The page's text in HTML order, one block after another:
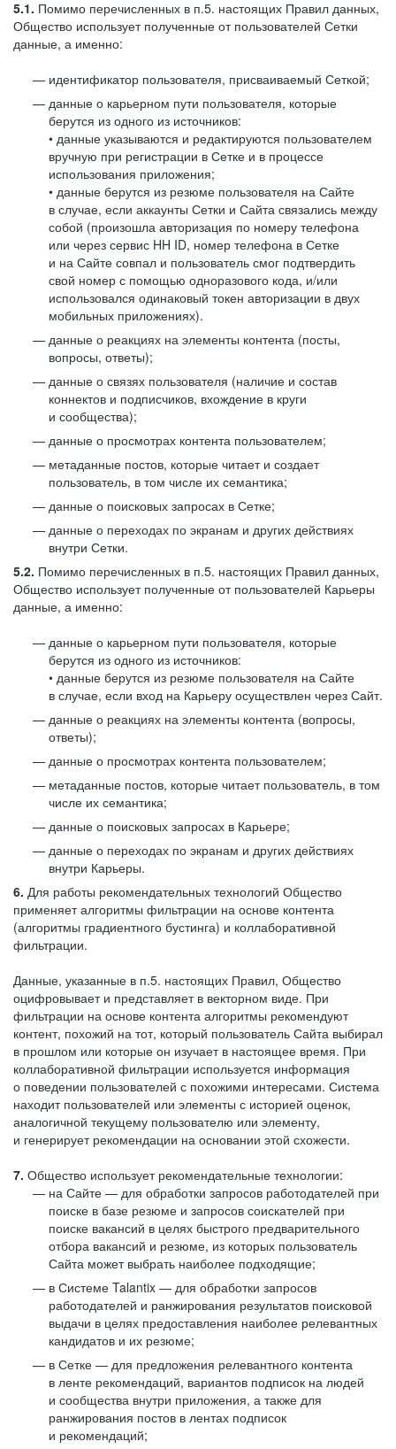
5.1. Помимо перечисленных в п.5. настоящих Правил данных,
Общество использует полученные от пользователей Сетки
данные, а именно:
идентификатор пользователя, присваиваемый Сеткой;
данные о карьерном пути пользователя, которые
берутся из одного из источников:
• данные указываются и редактируются пользователем
вручную при регистрации в Сетке и в процессе
использования приложения;
• данные берутся из резюме пользователя на Сайте
в случае, если аккаунты Сетки и Сайта связались между
собой (произошла авторизация по номеру телефона
или через сервис HH ID, номер телефона в Сетке
и на Сайте совпал и пользователь смог подтвердить
свой номер с помощью одноразового кода, и/или
использовался одинаковый токен авторизации в двух
мобильных приложениях).
данные о реакциях на элементы контента (посты,
вопросы, ответы);
данные о связях пользователя (наличие и состав
коннектов и подписчиков, вхождение в круги
и сообщества);
данные о просмотрах контента пользователем;
метаданные постов, которые читает и создает
пользователь, в том числе их семантика;
данные о поисковых запросах в Сетке;
данные о переходах по экранам и других действиях
внутри Сетки.
5.2. Помимо перечисленных в п.5. настоящих Правил данных,
Общество использует полученные от пользователей Карьеры
данные, а именно:
данные о карьерном пути пользователя, которые
берутся из одного из источников:
• данные берутся из резюме пользователя на Сайте
в случае, если вход на Карьеру осуществлен через Сайт.
данные о реакциях на элементы контента (вопросы,
ответы);
данные о просмотрах контента пользователем;
метаданные постов, которые читает пользователь, в том
числе их семантика;
данные о поисковых запросах в Карьере;
данные о переходах по экранам и других действиях
внутри Карьеры.
6. Для работы рекомендательных технологий Общество
применяет алгоритмы фильтрации на основе контента
(алгоритмы градиентного бустинга) и коллаборативной
фильтрации.
Данные, указанные в п.5. настоящих Правил, Общество
оцифровывает и представляет в векторном виде. При
фильтрации на основе контента алгоритмы рекомендуют
контент, похожий на тот, который пользователь Сайта выбирал
в прошлом или которые он изучает в настоящее время. При
коллаборативной фильтрации используется информация
о поведении пользователей с похожими интересами. Система
находит пользователей или элементы с историей оценок,
аналогичной текущему пользователю или элементу,
и генерирует рекомендации на основании этой схожести.
7. Общество использует рекомендательные технологии:
на Сайте — для обработки запросов работодателей при
поиске в базе резюме и запросов соискателей при
поиске вакансий в целях быстрого предварительного
отбора вакансий и резюме, из которых пользователь
Сайта может выбрать наиболее подходящие;
в Системе Talantix — для обработки запросов
работодателей и ранжирования результатов поисковой
выдачи в целях предоставления наиболее релевантных
кандидатов и их резюме;
в Сетке — для предложения релевантного контента
в ленте рекомендаций, вариантов подписок на людей
и сообщества внутри приложения, а также для
ранжирования постов в лентах подписок
и рекомендаций;